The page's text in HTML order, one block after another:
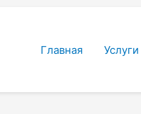
Главная Услуги